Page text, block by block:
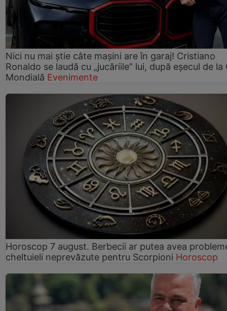
Nici nu mai știe câte mașini are în garaj! Cristiano
Ronaldo se laudă cu „jucăriile” lui, după eșecul de la
Mondială Evenimente
Horoscop 7 august. Berbecii ar putea avea
cheltuieli neprevăzute pentru Scorpioni Horoscop